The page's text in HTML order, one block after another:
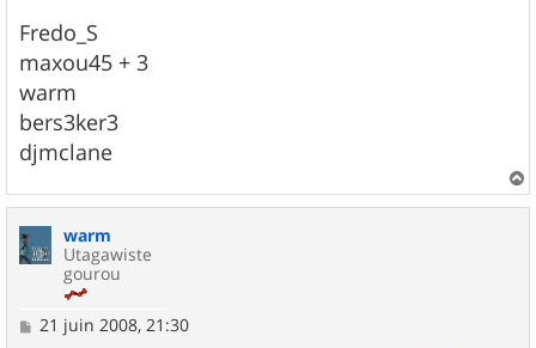
Fredo_S
maxou45 + 3
warm
bers3ker3
djmclane
a
warm
Utagawiste
gourou
M
21 juin 2008, 21:30